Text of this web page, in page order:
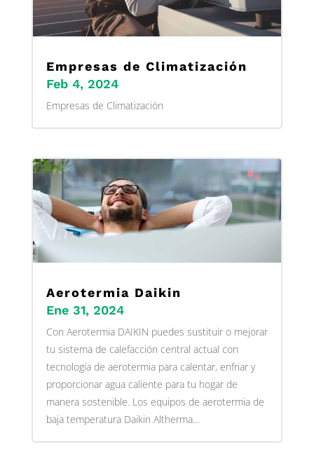
Empresas de Climatización
Feb 4, 2024
Empresas de Climatización
Aerotermia Daikin
Ene 31, 2024
Con Aerotermia DAIKIN puedes sustituir o mejorar
tu sistema de calefacción central actual con
tecnología de aerotermia para calentar, enfriar y
proporcionar agua caliente para tu hogar de
manera sostenible. Los equipos de aerotermia de
baja temperatura Daikin Altherma...